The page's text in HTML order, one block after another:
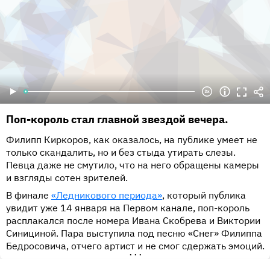
Поп-король стал главной звездой вечера.
Филипп Киркоров, как оказалось, на публике умеет не
только скандалить, но и без стыда утирать слезы.
Певца даже не смутило, что на него обращены камеры
и взгляды сотен зрителей.
В финале «Ледникового периода», который публика
увидит уже 14 января на Первом канале, поп-король
расплакался после номера Ивана Скобрева и Виктории
Синициной. Пара выступила под песню «Снег» Филиппа
Бедросовича, отчего артист и не смог сдержать эмоций.
•••